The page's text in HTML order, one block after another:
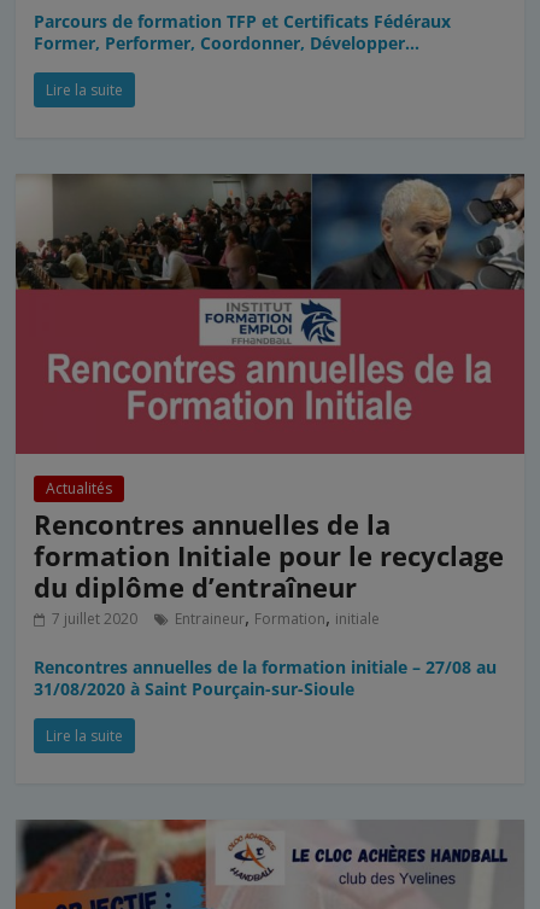
Parcours de formation TFP et Certificats Fédéraux
Former, Performer, Coordonner, Développer…
Lire la suite
Actualités
Rencontres annuelles de la
formation Initiale pour le recyclage
du diplôme d’entraîneur
7 juillet 2020 Entraineur, Formation, initiale
Rencontres annuelles de la formation initiale – 27/08 au
31/08/2020 à Saint Pourçain-sur-Sioule
Lire la suite